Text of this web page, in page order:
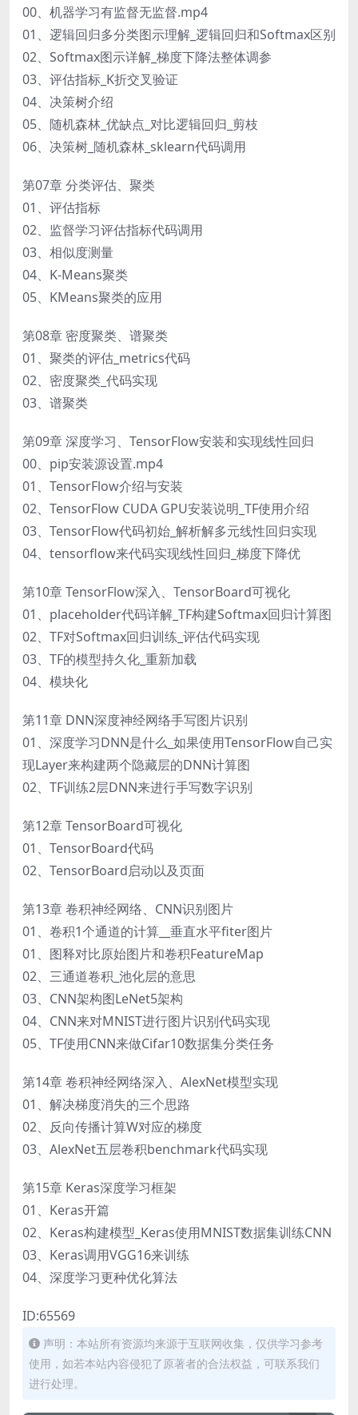
00、机器学习有监督无监督.mp4
01、逻辑回归多分类图示理解_逻辑回归和Softmax区别
02、Softmax图示详解_梯度下降法整体调参
03、评估指标_K折交叉验证
04、决策树介绍
05、随机森林_优缺点_对比逻辑回归_剪枝
06、决策树_随机森林_sklearn代码调用
第07章 分类评估、聚类
01、评估指标
02、监督学习评估指标代码调用
03、相似度测量
04、K-Means聚类
05、KMeans聚类的应用
第08章 密度聚类、谱聚类
01、聚类的评估_metrics代码
02、密度聚类_代码实现
03、谱聚类
第09章 深度学习、TensorFlow安装和实现线性回归
00、pip安装源设置.mp4
01、TensorFlow介绍与安装
02、TensorFlow CUDA GPU安装说明_TF使用介绍
03、TensorFlow代码初始_解析解多元线性回归实现
04、tensorflow来代码实现线性回归_梯度下降优
第10章 TensorFlow深入、TensorBoard可视化
01、placeholder代码详解_TF构建Softmax回归计算图
02、TF对Softmax回归训练_评估代码实现
03、TF的模型持久化_重新加载
04、模块化
第11章 DNN深度神经网络手写图片识别
01、深度学习DNN是什么_如果使用TensorFlow自己实
现Layer来构建两个隐藏层的DNN计算图
02、TF训练2层DNN来进行手写数字识别
第12章 TensorBoard可视化
01、TensorBoard代码
02、TensorBoard启动以及页面
第13章 卷积神经网络、CNN识别图片
01、卷积1个通道的计算__垂直水平fiter图片
01、图释对比原始图片和卷积FeatureMap
02、三通道卷积_池化层的意思
03、CNN架构图LeNet5架构
04、CNN来对MNIST进行图片识别代码实现
05、TF使用CNN来做Cifar10数据集分类任务
第14章 卷积神经网络深入、AlexNet模型实现
01、解决梯度消失的三个思路
02、反向传播计算W对应的梯度
03、AlexNet五层卷积benchmark代码实现
第15章 Keras深度学习框架
01、Keras开篇
02、Keras构建模型_Keras使用MNIST数据集训练CNN
03、Keras调用VGG16来训练
04、深度学习更种优化算法
ID:65569
声明：本站所有资源均来源于互联网收集，仅供学习参考
使用，如若本站内容侵犯了原著者的合法权益，可联系我们
进行处理。